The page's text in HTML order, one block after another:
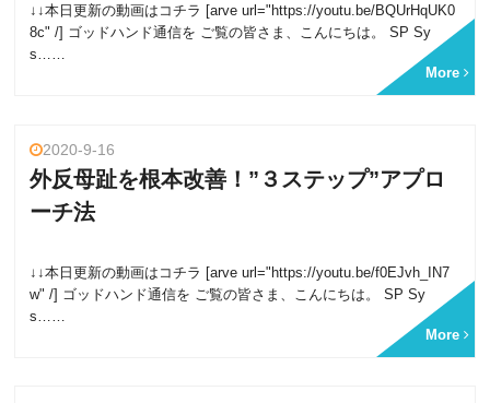
↓↓本日更新の動画はコチラ [arve url="https://youtu.be/BQUrHqUK0
8c" /] ゴッドハンド通信を ご覧の皆さま、こんにちは。 SP Sy
s……
More
2020-9-16
外反母趾を根本改善！”３ステップ”アプロ
ーチ法
↓↓本日更新の動画はコチラ [arve url="https://youtu.be/f0EJvh_IN7
w" /] ゴッドハンド通信を ご覧の皆さま、こんにちは。 SP Sy
s……
More